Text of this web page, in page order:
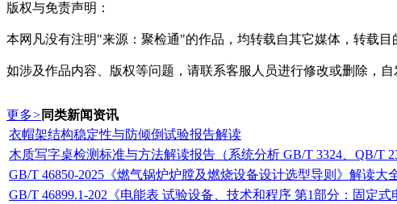
版权与免责声明：
本网凡没有注明"来源：聚检通"的作品，均转载自其它媒体，转载
如涉及作品内容、版权等问题，请联系客服人员进行修改或删除，
更多> 同类新闻资讯
衣帽架结构稳定性与防倾倒试验报告解读
木质写字桌检测标准与方法解读报告（系统分析 GB/T 3324、QB/T
GB/T 46850-2025《燃气锅炉炉膛及燃烧设备设计选型导则》解读大
GB/T 46899.1-202《电能表 试验设备、技术和程序 第1部分：固定式